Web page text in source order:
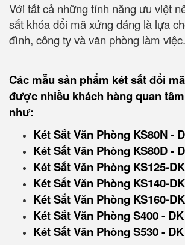
Với tất cả những tính năng ưu việt
sắt khóa đổi mã xứng đáng là lựa
đình, công ty và văn phòng làm việc.
Các mẫu sản phẩm két sắt đổi
được nhiều khách hàng quan
như:
Két Sắt Văn Phòng KS80N -
Két Sắt Văn Phòng KS80D -
Két Sắt Văn Phòng KS125-
Két Sắt Văn Phòng KS140-
Két Sắt Văn Phòng KS160-
Két Sắt Văn Phòng S400 -
Két Sắt Văn Phòng S530 -